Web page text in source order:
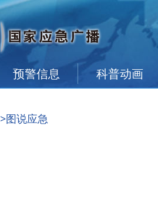
预警信息 科普动画
>图说应急